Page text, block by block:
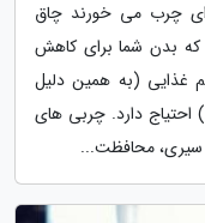
چرب می خورند چاق
که بدن شما برای کاهش
غذایی (به همین دلیل
دارد. چربی های
سیری، محافظت...